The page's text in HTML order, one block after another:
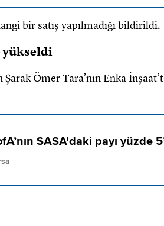
bir satış yapılmadığı bildirildi.
yükseldi
Şarak Ömer Tara’nın Enka
SASA'daki payı yüzde